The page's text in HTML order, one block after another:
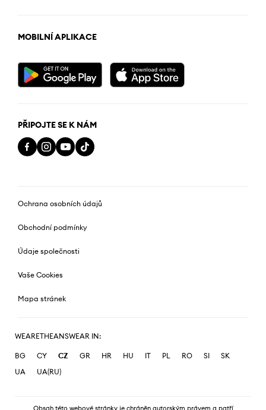
MOBILNÍ APLIKACE
PŘIPOJTE SE K NÁM
Ochrana osobních údajů
Obchodní podmínky
Údaje společnosti
Vaše Cookies
Mapa stránek
WEARETHEANSWEAR IN:
BG CY CZ GR HR HU IT PL RO SI
SK
UA
UA(RU)